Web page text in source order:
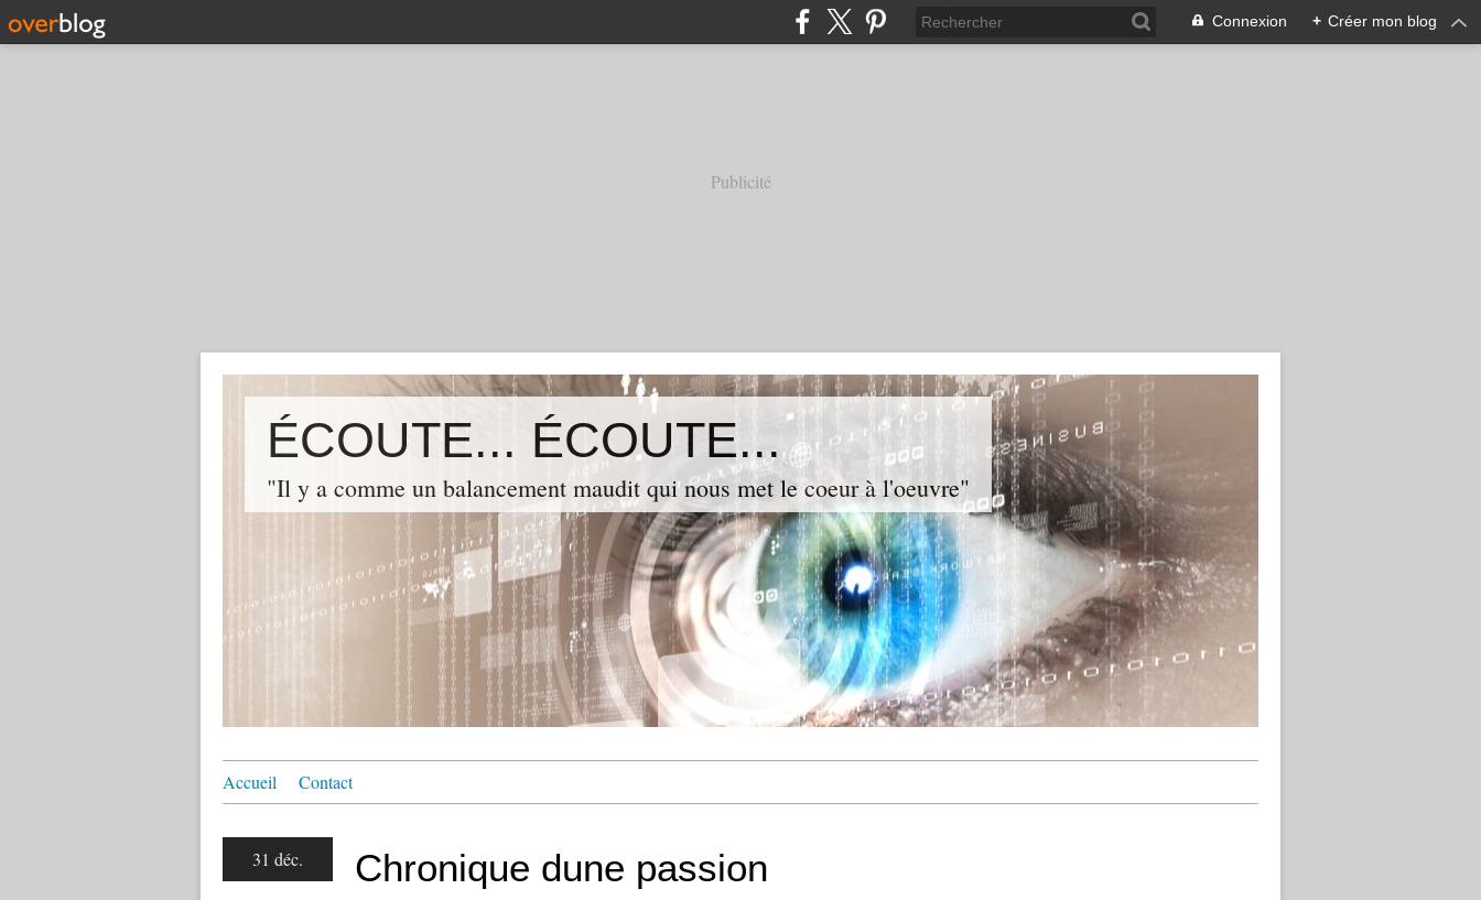
Connexion + Créer mon blog
Publicité
ÉCOUTE... ÉCOUTE...
"Il y a comme un balancement maudit qui nous met le coeur à l'oeuvre"
Accueil Contact
31 déc.
Chronique dune passion